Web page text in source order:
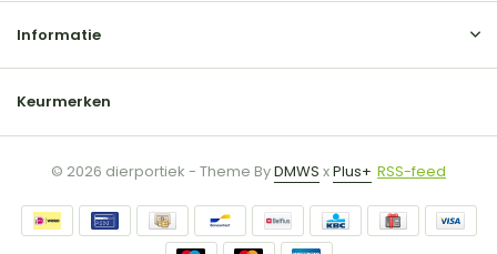
Informatie
Keurmerken
© 2026 dierportiek - Theme ByDMWS xPlus+ RSS-feed